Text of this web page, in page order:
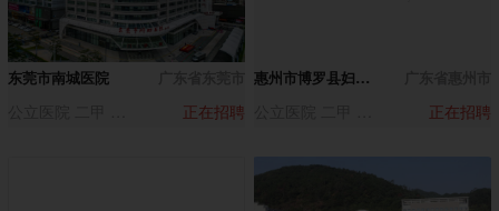
东莞市南城医院
公立医院 二甲 200-500人正在招聘
惠州市博罗县妇幼保健院
公立医院 二甲 500-1000人正在招聘